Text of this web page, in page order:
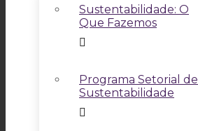
Sustentabilidade: O
Que Fazemos
Programa Setorial de
Sustentabilidade